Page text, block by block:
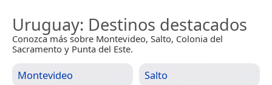
Uruguay: Destinos destacados
Conozca más sobre Montevideo, Salto, Colonia del
Sacramento y Punta del Este.
Montevideo Salto